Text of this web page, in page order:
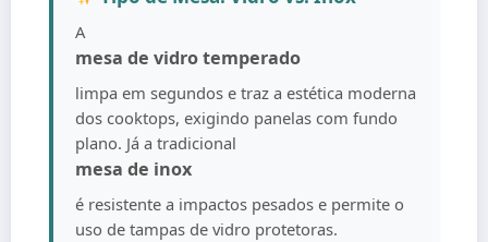
A
mesa de vidro temperado
limpa em segundos e traz a estética moderna
dos cooktops, exigindo panelas com fundo
plano. Já a tradicional
mesa de inox
é resistente a impactos pesados e permite o
uso de tampas de vidro protetoras.